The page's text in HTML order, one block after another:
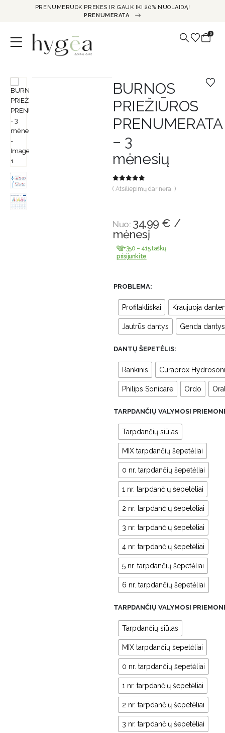
PRENUMERUOK PREKES IR GAUK IKI 20% NUOLAIDĄ!
PRENUMERATA
0
BURNOS
PRIEŽIŪROS
PRENUMERATA
– 3
mėnesių
0out of 5
( Atsiliepimų dar nėra. )
Nuo: 34,99 € /
mėnesį
+350 – 415 taškų
prisijunkite
PROBLEMA
Profilaktiškai Kraujuoja
Jautrūs dantys Genda dantys
DANTŲ ŠEPETĖLIS
Rankinis Curaprox
Philips Sonicare Ordo
TARPDANČIŲ VALYMOSI
Tarpdančių siūlas
MIX tarpdančių šepetėliai
0 nr. tarpdančių šepetėliai
1 nr. tarpdančių šepetėliai
2 nr. tarpdančių šepetėliai
3 nr. tarpdančių šepetėliai
4 nr. tarpdančių šepetėliai
5 nr. tarpdančių šepetėliai
6 nr. tarpdančių šepetėliai
TARPDANČIŲ VALYMOSI
Tarpdančių siūlas
MIX tarpdančių šepetėliai
0 nr. tarpdančių šepetėliai
1 nr. tarpdančių šepetėliai
2 nr. tarpdančių šepetėliai
3 nr. tarpdančių šepetėliai